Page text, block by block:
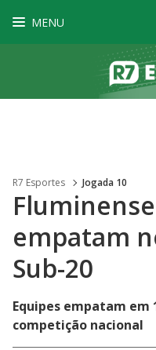
MENU
R7 Esportes Jogada 10
empatam
Sub-20
Equipes empatam em
competição nacional